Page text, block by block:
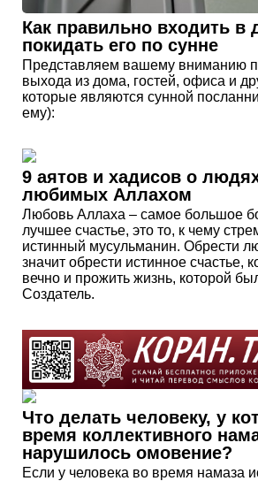
Как правильно входить в
покидать его по сунне
Представляем вашему вниманию
выхода из дома, гостей, офиса и
которые являются сунной
ему):
9 аятов и хадисов о
любимых Аллахом
Любовь Аллаха – самое большое
лучшее счастье, это то, к чему
истинный мусульманин. Обрести
значит обрести истинное счастье,
вечно и прожить жизнь, которой
Создатель.
Что делать человеку, у
время коллективного
нарушилось омовение?
Если у человека во время намаза